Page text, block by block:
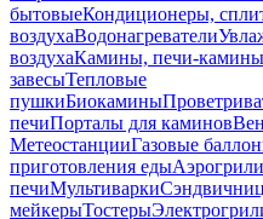
бытовыеКондиционеры,
воздухаВодонагреватели
воздухаКамины, печи-камины
завесыТепловые
пушкиБиокамины
печиПорталы для каминов
МетеостанцииГазовые
приготовления едыАэрогрили
печиМультиварки
мейкерыТостеры